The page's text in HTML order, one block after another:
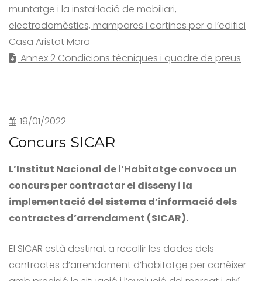
muntatge i la instal·lació de mobiliari,
electrodomèstics, mampares i cortines per a l’edifici
Casa Aristot Mora
Annex 2 Condicions tècniques i quadre de preus
19/01/2022
Concurs SICAR
L’Institut Nacional de l’Habitatge convoca un
concurs per contractar el disseny i la
implementació del sistema d’informació dels
contractes d’arrendament (SICAR).
El SICAR està destinat a recollir les dades dels
contractes d’arrendament d’habitatge per conèixer